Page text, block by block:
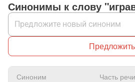
Синонимы к слову
Предложить
Синоним Часть речи